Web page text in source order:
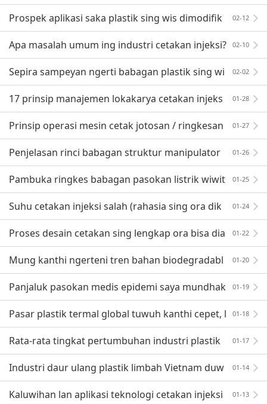
etakan injeksi?
02-12
Prospek aplikasi saka plastik sing wis dimodifik
asi
02-10
Apa masalah umum ing industri cetakan injeksi?
02-02
Sepira sampeyan ngerti babagan plastik sing wi
s dimodifikasi?
01-28
17 prinsip manajemen lokakarya cetakan injeks
i, pira cetakan sing bisa ngerti?
01-27
Prinsip operasi mesin cetak jotosan / ringkesan
sederhana
01-26
Penjelasan rinci babagan struktur manipulator
mesin cetakan injeksi
01-25
Pambuka ringkes babagan pasokan listrik wiwit
an mobil
01-24
Suhu cetakan injeksi salah (rahasia sing ora dik
andhani para ahli teknologi injeksi)
01-22
Proses desain cetakan sing lengkap ora bisa dia
baikan
01-20
Mung kanthi ngerteni tren bahan biodegradabl
e, kita bisa ngrebut kesempatan pangembangan mb
esuk!
01-19
Panjaluk pasokan medis epidemi saya mundhak
01-18
Pasar plastik termal global tuwuh kanthi cepet, l
an daya saing inti perusahaan manufaktur kudu dita
m
01-17
Rata-rata tingkat pertumbuhan industri plastik
yaiku 10-15%! Nugget ing pasar Vietnam, apa sampe
yan
01-14
Industri daur ulang plastik limbah Vietnam duw
eni potensi pangembangan sing gedhe
01-13
Kaluwihan lan aplikasi teknologi cetakan injeksi